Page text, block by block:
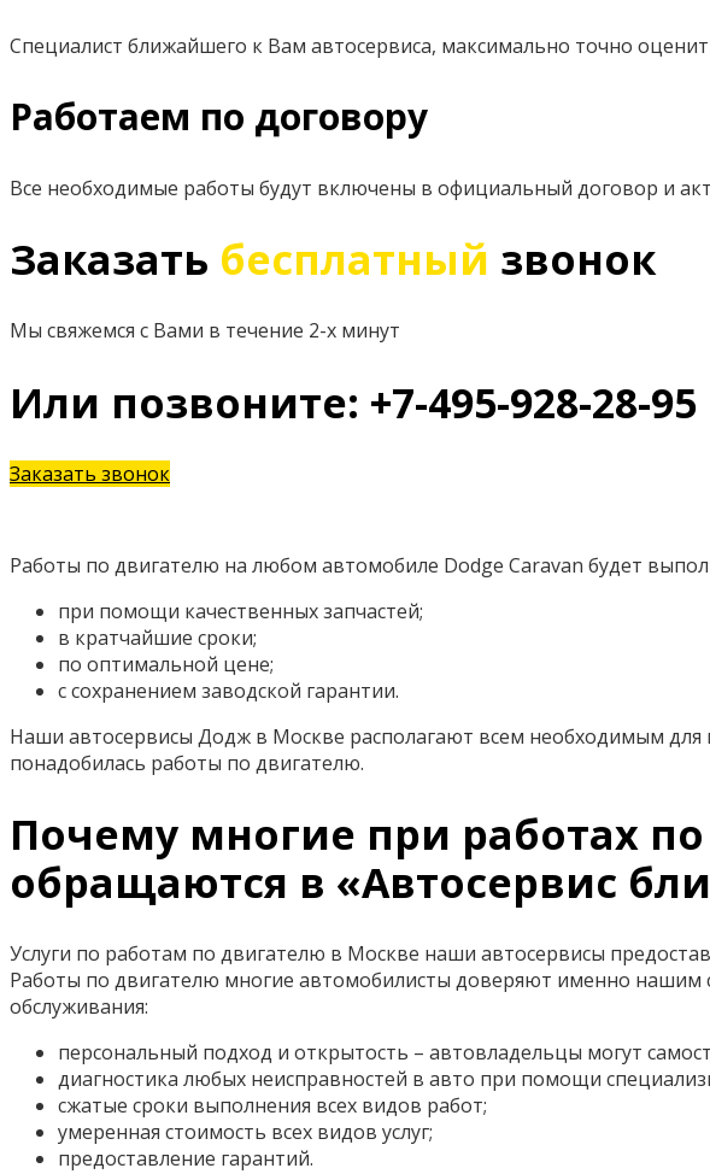
Специалист ближайшего к Вам автосервиса, максимально точно
Работаем по договору
Все необходимые работы будут включены в официальный договор и
Заказать бесплатный звонок
Мы свяжемся с Вами в течение 2-х минут
Или позвоните: +7-495-928-28-95
Заказать звонок
Работы по двигателю на любом автомобиле Dodge Caravan будет
при помощи качественных запчастей;
в кратчайшие сроки;
по оптимальной цене;
с сохранением заводской гарантии.
Наши автосервисы Додж в Москве располагают всем необходимым для
понадобилась работы по двигателю.
Почему многие при работах
обращаются в «Автосервис
Услуги по работам по двигателю в Москве наши автосервисы
Работы по двигателю многие автомобилисты доверяют именно нашим
обслуживания:
персональный подход и открытость – автовладельцы могут
диагностика любых неисправностей в авто при помощи
сжатые сроки выполнения всех видов работ;
умеренная стоимость всех видов услуг;
предоставление гарантий.